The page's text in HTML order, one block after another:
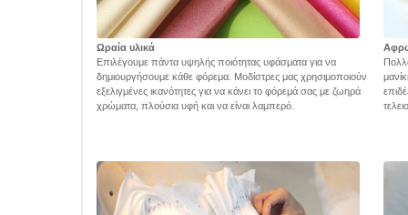
Ωραία υλικά
Επιλέγουμε πάντα υψηλής ποιότητας υφάσματα για να
δημιουργήσουμε κάθε φόρεμα. Μοδίστρες μας χρησιμοποιούν
εξελιγμένες ικανότητες για να κάνει το φόρεμά σας με ζωηρά
χρώματα, πλούσια υφή και να είναι λαμπερό.